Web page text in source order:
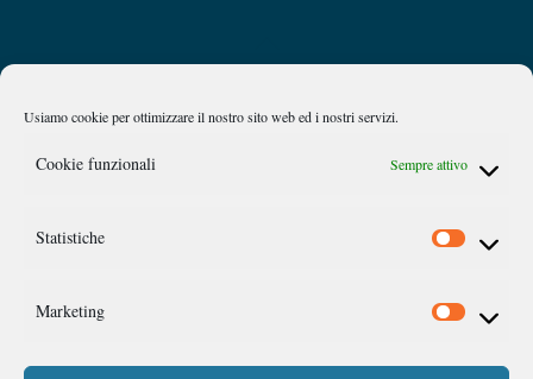
Usiamo cookie per ottimizzare il nostro sito web ed i nostri servizi.
Cookie funzionali Sempre attivo
Statistiche
Marketing
Top
Privacy Policy Chi siamo
Caan
©Link Campus University